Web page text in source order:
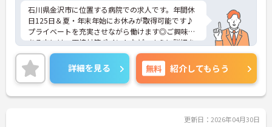
石川県金沢市に位置する病院での求人です。年間休
日125日＆夏・年末年始にお休みが取得可能です♪
プライベートを充実させながら働けます◎ご興味の
ある方には、面接対策ポイントなど、さらに詳細を
ご案内しますのでお気軽にご相談ください！
詳細を見る 無料 紹介してもらう
更新日：2026年04月30日